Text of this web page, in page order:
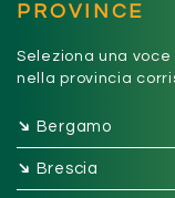
PROVINCE
Seleziona una
nella provincia
➔ Bergamo
➔ Brescia